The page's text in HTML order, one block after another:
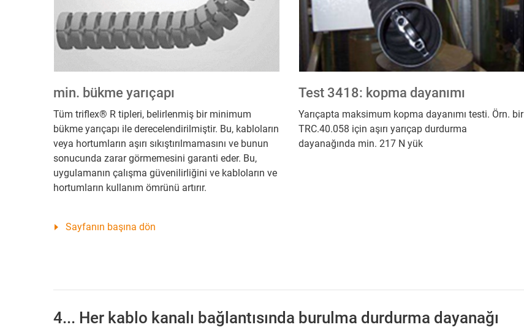
min. bükme yarıçapı
Tüm triflex® R tipleri, belirlenmiş bir minimum
bükme yarıçapı ile derecelendirilmiştir. Bu, kabloların
veya hortumların aşırı sıkıştırılmamasını ve bunun
sonucunda zarar görmemesini garanti eder. Bu,
uygulamanın çalışma güvenilirliğini ve kabloların ve
hortumların kullanım ömrünü artırır.
Test 3418: kopma dayanımı
Yarıçapta maksimum kopma dayanımı testi. Örn. bir
TRC.40.058 için aşırı yarıçap durdurma
dayanağında min. 217 N yük
Sayfanın başına dön
4... Her kablo kanalı bağlantısında burulma durdurma dayanağı